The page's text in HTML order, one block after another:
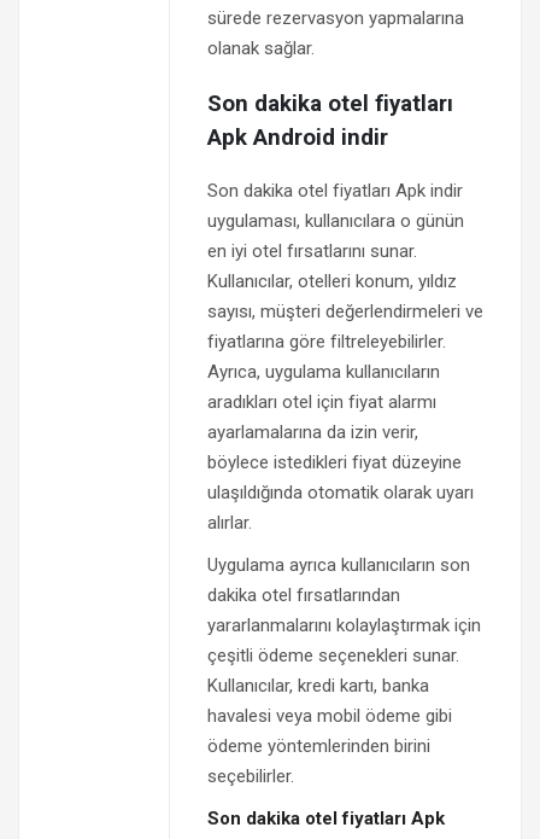
sürede rezervasyon yapmalarına
olanak sağlar.
Son dakika otel fiyatları
Apk Android indir
Son dakika otel fiyatları Apk indir
uygulaması, kullanıcılara o günün
en iyi otel fırsatlarını sunar.
Kullanıcılar, otelleri konum, yıldız
sayısı, müşteri değerlendirmeleri ve
fiyatlarına göre filtreleyebilirler.
Ayrıca, uygulama kullanıcıların
aradıkları otel için fiyat alarmı
ayarlamalarına da izin verir,
böylece istedikleri fiyat düzeyine
ulaşıldığında otomatik olarak uyarı
alırlar.
Uygulama ayrıca kullanıcıların son
dakika otel fırsatlarından
yararlanmalarını kolaylaştırmak için
çeşitli ödeme seçenekleri sunar.
Kullanıcılar, kredi kartı, banka
havalesi veya mobil ödeme gibi
ödeme yöntemlerinden birini
seçebilirler.
Son dakika otel fiyatları Apk